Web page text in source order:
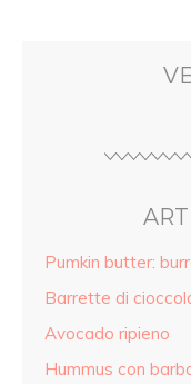
Pumkin butter:
Barrette di
Avocado ripieno
Hummus con